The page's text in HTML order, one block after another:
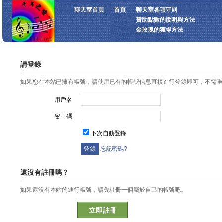
聊天室首頁 首頁
聊天室各項守則
贊助點數的說明與方法
金玫瑰的獲得方法
請登錄
如果您在本站已擁有帳號，請使用已有的帳號信息直接進行登錄即可，不需
用戶名
密 碼
下次自動登錄
忘記密碼?
還沒有註冊嗎？
如果還沒有本站的通行帳號，請先註冊一個屬於自己的帳號吧。
立即註冊